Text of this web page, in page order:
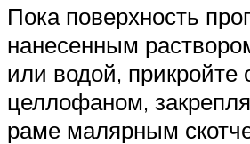
Пока поверхность
нанесенным
или водой, прикройте
целлофаном,
раме малярным